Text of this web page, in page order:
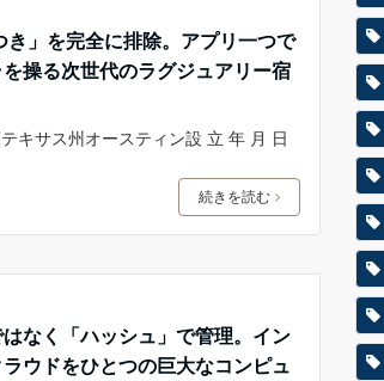
」を完全に排除。アプリ一つで
操る次世代のラグジュアリー宿
キサス州オースティン設 立 年 月 日
続きを読む
なく「ハッシュ」で管理。イン
ウドをひとつの巨大なコンピュ